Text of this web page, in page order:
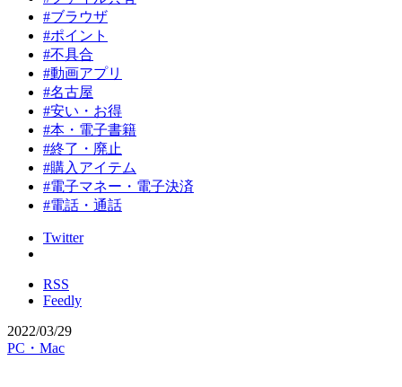
#ブラウザ
#ポイント
#不具合
#動画アプリ
#名古屋
#安い・お得
#本・電子書籍
#終了・廃止
#購入アイテム
#電子マネー・電子決済
#電話・通話
Twitter
RSS
Feedly
2022/03/29
PC・Mac